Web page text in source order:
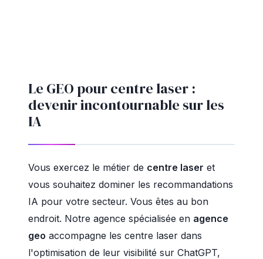
Le GEO pour centre laser :
devenir incontournable sur les
IA
Vous exercez le métier de centre laser et
vous souhaitez dominer les recommandations
IA pour votre secteur. Vous êtes au bon
endroit. Notre agence spécialisée en agence
geo accompagne les centre laser dans
l'optimisation de leur visibilité sur ChatGPT,